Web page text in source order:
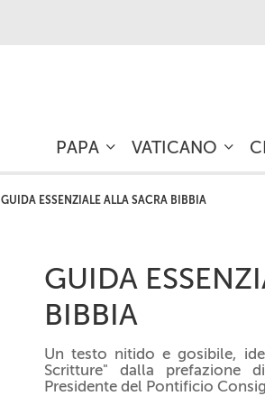
PAPA VATICANO
GUIDA ESSENZIALE ALLA SACRA BIBBIA
GUIDA
BIBBIA
Un testo nitido e gosibile,
Scritture" dalla prefazione
Presidente del Pontificio